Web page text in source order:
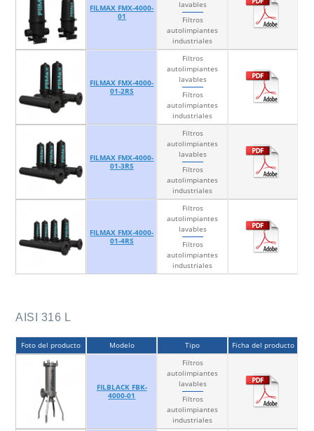
FILMAX FMX-4000-
01
lavables
Filtros
autolimpiantes
industriales
FILMAX FMX-4000-
01-2RS
Filtros
autolimpiantes
lavables
Filtros
autolimpiantes
industriales
FILMAX FMX-4000-
01-3RS
Filtros
autolimpiantes
lavables
Filtros
autolimpiantes
industriales
FILMAX FMX-4000-
01-4RS
Filtros
autolimpiantes
lavables
Filtros
autolimpiantes
industriales
AISI 316 L
Foto del producto Modelo Tipo Ficha del producto
FILBLACK FBK-
4000-01
Filtros
autolimpiantes
lavables
Filtros
autolimpiantes
industriales